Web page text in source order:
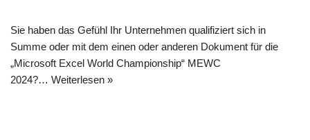
Sie haben das Gefühl Ihr Unternehmen qualifiziert sich in
Summe oder mit dem einen oder anderen Dokument für die
„Microsoft Excel World Championship“ MEWC
2024?… Weiterlesen »